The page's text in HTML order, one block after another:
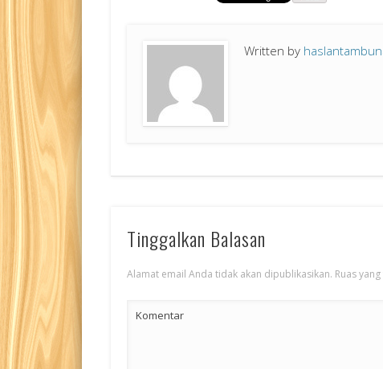
Written by
Tinggalkan Balasan
Alamat email Anda tidak akan dipublikasikan. Ruas
Komentar